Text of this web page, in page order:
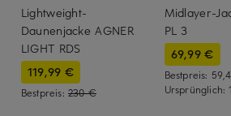
Lightweight-
Daunenjacke AGNER
LIGHT RDS
119,99 €
Bestpreis: 230 €
Midlayer-
PL 3
69,99 €
Bestpreis:
Ursprünglich: